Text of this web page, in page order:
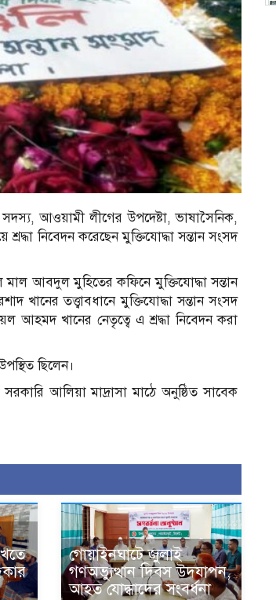
আওয়ামী লীগের উপদেষ্টা, ভাষাসৈনিক,
নিবেদন করেছেন মুক্তিযোদ্ধা সন্তান সংসদ
মাল আবদুল মুহিতের কফিনে মুক্তিযোদ্ধা সন্তান
খানের তত্ত্বাবধানে মুক্তিযোদ্ধা সন্তান সংসদ
খানের নেতৃত্বে এ শ্রদ্ধা নিবেদন করা
ছিলেন।
আলিয়া মাদ্রাসা মাঠে অনুষ্ঠিত সাবেক
গোয়াইনঘাটে জুলাই
গণঅভ্যুত্থান দিবস উদযাপন,
আহত যোদ্ধাদের সংবর্ধনা